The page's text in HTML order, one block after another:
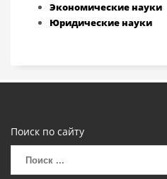
Экономические науки
Юридические науки
Поиск по сайту